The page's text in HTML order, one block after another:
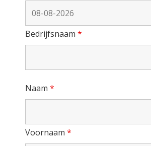
Bedrijfsnaam *
Naam *
Voornaam *